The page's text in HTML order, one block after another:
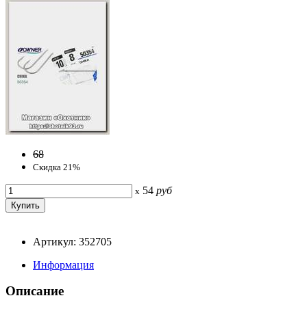
68
Скидка 21%
x 54 руб
Артикул: 352705
Информация
Описание